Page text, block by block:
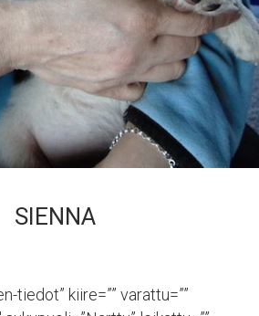
SIENNA
tiedot” kiire=”” varattu=””